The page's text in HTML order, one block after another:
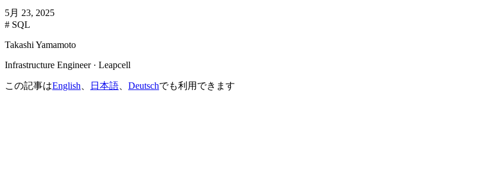
5月 23, 2025
# SQL
Takashi Yamamoto
Infrastructure Engineer · Leapcell
この記事はEnglish 日本語 Deutschでも利用できます